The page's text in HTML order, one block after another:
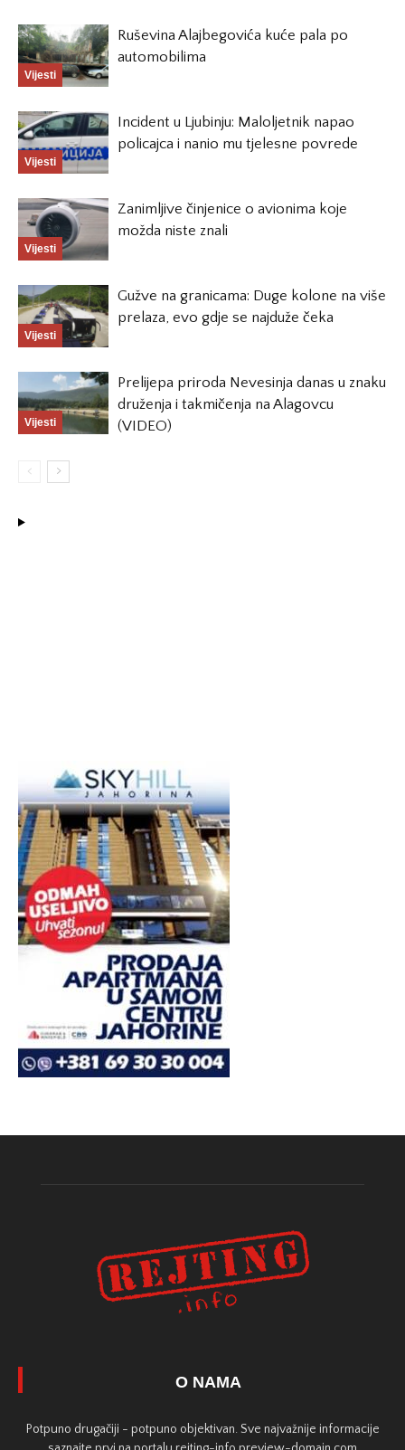
Vijesti
Ruševina Alajbegovića kuće pala po
automobilima
Vijesti
Incident u Ljubinju: Maloljetnik napao
policajca i nanio mu tjelesne povrede
Vijesti
Zanimljive činjenice o avionima koje
možda niste znali
Vijesti
Gužve na granicama: Duge kolone na više
prelaza, evo gdje se najduže čeka
Vijesti
Prelijepa priroda Nevesinja danas u znaku
druženja i takmičenja na Alagovcu
(VIDEO)
O NAMA
Potpuno drugačiji - potpuno objektivan. Sve najvažnije informacije